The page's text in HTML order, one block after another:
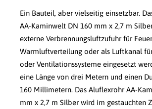
Ein Bauteil, aber vielseitig einsetzbar.
AA-Kaminwelt DN 160 mm x 2,7 m
externe Verbrennungsluftzufuhr für
Warmluftverteilung oder als Luftkanal
oder Ventilationssysteme eingesetzt
eine Länge von drei Metern und einen
160 Millimetern. Das Aluflexrohr AA-
mm x 2,7 m Silber wird im gestauchten